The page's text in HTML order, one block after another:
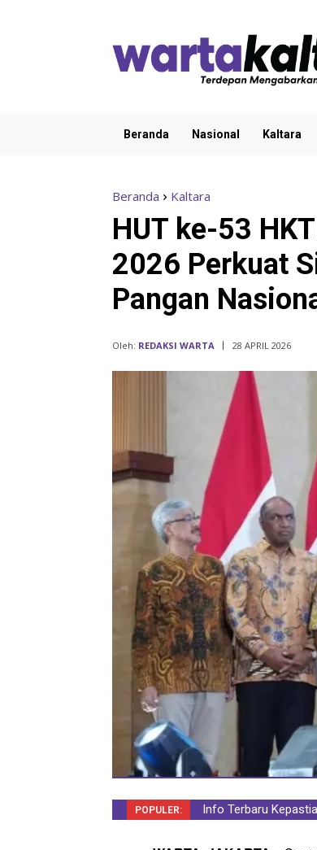
Beranda Nasional Kaltara
Beranda Kaltara
HUT ke-53
2026 Perkuat
Pangan
Oleh: REDAKSI WARTA 28 APRIL 2026
POPULER: Info Terbaru
Pemkab Nunukan